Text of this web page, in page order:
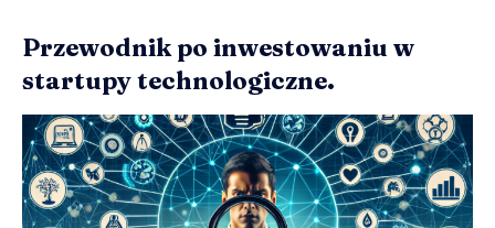
Przewodnik po inwestowaniu w
startupy technologiczne.